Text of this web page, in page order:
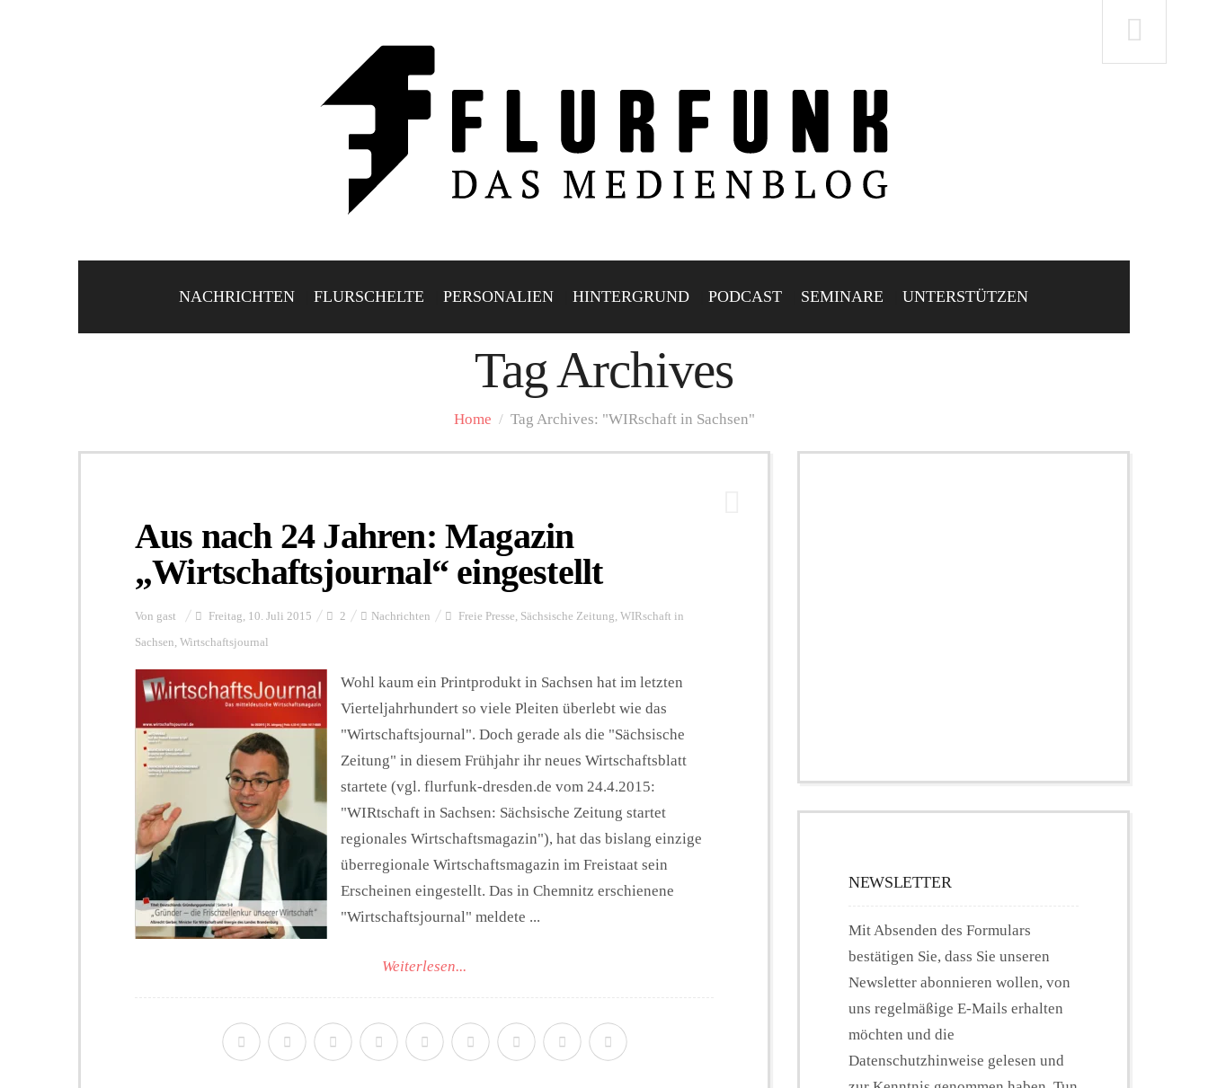
NACHRICHTEN FLURSCHELTE PERSONALIEN HINTERGRUND PODCAST SEMINARE UNTERSTÜTZEN
Tag Archives
Home / Tag Archives: "WIRschaft in Sachsen"
Aus nach 24 Jahren: Magazin
„Wirtschaftsjournal“ eingestellt
Von gast Freitag, 10. Juli 2015 2 Nachrichten Freie Presse, Sächsische Zeitung, WIRschaft in
Sachsen, Wirtschaftsjournal
Wohl kaum ein Printprodukt in Sachsen hat im letzten
Vierteljahrhundert so viele Pleiten überlebt wie das
"Wirtschaftsjournal". Doch gerade als die "Sächsische
Zeitung" in diesem Frühjahr ihr neues Wirtschaftsblatt
startete (vgl. flurfunk-dresden.de vom 24.4.2015:
"WIRtschaft in Sachsen: Sächsische Zeitung startet
regionales Wirtschaftsmagazin"), hat das bislang einzige
überregionale Wirtschaftsmagazin im Freistaat sein
Erscheinen eingestellt. Das in Chemnitz erschienene
"Wirtschaftsjournal" meldete ...
Weiterlesen...
NEWSLETTER
Mit Absenden des Formulars
bestätigen Sie, dass Sie unseren
Newsletter abonnieren wollen, von
uns regelmäßige E-Mails erhalten
möchten und die
Datenschutzhinweise gelesen und